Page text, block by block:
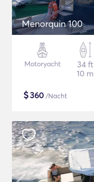
Menorquin 100
Motoryacht
34 ft
10 m
$360 /Nacht